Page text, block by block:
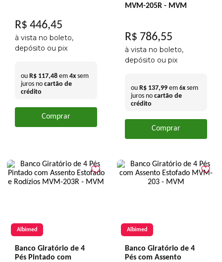
R$ 446,45
à vista no boleto,
depósito ou pix
ou R$ 117,48 em 4x sem
juros no cartão de
crédito
Comprar
MVM-205R - MVM
R$ 786,55
à vista no boleto,
depósito ou pix
ou R$ 137,99 em 6x sem
juros no cartão de
crédito
Comprar
Albimed
Banco Giratório de 4
Pés Pintado com
Albimed
Banco Giratório de 4
Pés com Assento